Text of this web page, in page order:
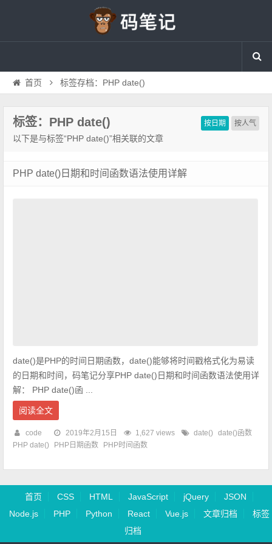
首页 标签存档：PHP date()
按日期 按人气
标签：PHP date()
以下是与标签“PHP date()”相关联的文章
PHP date()日期和时间函数语法使用详解
date()是PHP的时间日期函数，date()能够将时间戳格式化为易读
的日期和时间，码笔记分享PHP date()日期和时间函数语法使用详
解： PHP date()函 ...
阅读全文
code 2019年2月15日 1,627 views date()
date()函数
PHP date()
PHP日期函数 PHP时间函数
首页 CSS HTML JavaScript jQuery
JSON
Node.js
PHP Python React Vue.js 文章归档
标签
归档